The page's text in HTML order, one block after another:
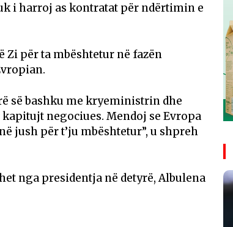
i harroj as kontratat për ndërtimin e
Zi për ta mbështetur në fazën
së bashku me kryeministrin dhe
negociues. Mendoj se Evropa
jush për t’ju mbështetur”, u shpreh
nga presidentja në detyrë, Albulena